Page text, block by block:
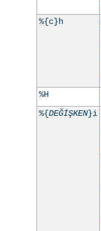
%{c}h
%H
%{DEĞİŞKEN}i